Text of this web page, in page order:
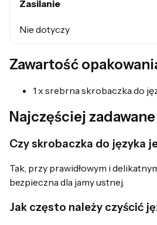
Zasilanie
Nie dotyczy
Zawartość
1 x srebrna skrobaczka do
Najczęściej
Czy skrobaczka do języka
Tak, przy prawidłowym i
bezpieczna dla jamy ustnej.
Jak często należy czyścić